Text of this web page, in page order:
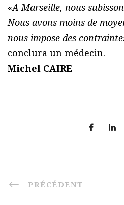
«A Marseille, nous
Nous avons moins de
nous impose des
conclura un médecin.
Michel CAIRE
PRÉCÉDENT